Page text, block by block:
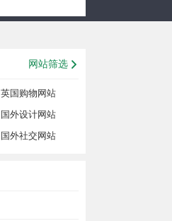
网站筛选
英国购物网站
国外设计网站
国外社交网站